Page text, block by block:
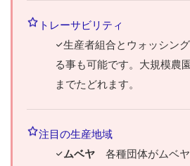
トレーサビリティ
生産者組合とウォッシン
る事も可能です。大規模農
までたどれます。
注目の生産地域
ムベヤ 各種団体がムベ